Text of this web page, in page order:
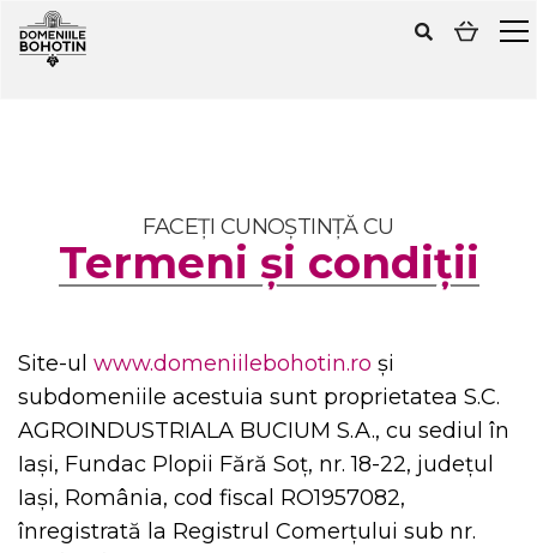
FACEȚI CUNOȘTINȚĂ CU
Termeni și condiții
Site-ul www.domeniilebohotin.ro și
subdomeniile acestuia sunt proprietatea S.C.
AGROINDUSTRIALA BUCIUM S.A., cu sediul în
Iași, Fundac Plopii Fără Soț, nr. 18-22, județul
Iași, România, cod fiscal RO1957082,
înregistrată la Registrul Comerțului sub nr.